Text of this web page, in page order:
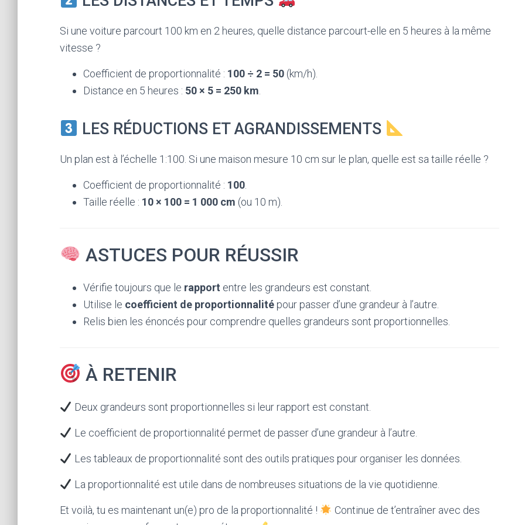
Si une voiture parcourt 100 km en 2 heures, quelle distance parcourt-elle en 5 heures à la même
vitesse ?
Coefficient de proportionnalité : 100 ÷ 2 = 50 (km/h).
Distance en 5 heures : 50 × 5 = 250 km
LES RÉDUCTIONS ET AGRANDISSEMENTS
Un plan est à l’échelle 1:100. Si une maison mesure 10 cm sur le plan, quelle est sa taille réelle ?
Coefficient de proportionnalité : 100
Taille réelle : 10 × 100 = 1 000 cm (ou 10 m).
ASTUCES POUR RÉUSSIR
Vérifie toujours que le rapport entre les grandeurs est constant.
Utilise le coefficient de proportionnalité pour passer d’une grandeur à l’autre.
Relis bien les énoncés pour comprendre quelles grandeurs sont proportionnelles.
À RETENIR
Deux grandeurs sont proportionnelles si leur rapport est constant.
Le coefficient de proportionnalité permet de passer d’une grandeur à l’autre.
Les tableaux de proportionnalité sont des outils pratiques pour organiser les données.
La proportionnalité est utile dans de nombreuses situations de la vie quotidienne.
Et voilà, tu es maintenant un(e) pro de la proportionnalité !
Continue de t’entraîner avec des